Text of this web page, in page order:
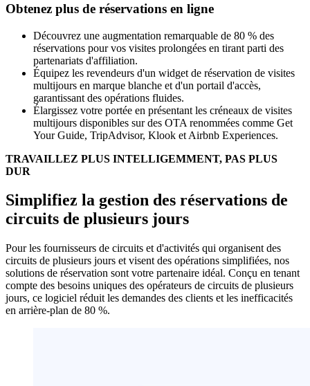
Obtenez plus de réservations en ligne
Découvrez une augmentation remarquable de 80 % des
réservations pour vos visites prolongées en tirant parti des
partenariats d'affiliation.
Équipez les revendeurs d'un widget de réservation de visites
multijours en marque blanche et d'un portail d'accès,
garantissant des opérations fluides.
Élargissez votre portée en présentant les créneaux de visites
multijours disponibles sur des OTA renommées comme Get
Your Guide, TripAdvisor, Klook et Airbnb Experiences.
TRAVAILLEZ PLUS INTELLIGEMMENT, PAS PLUS
DUR
Simplifiez la gestion des réservations de
circuits de plusieurs jours
Pour les fournisseurs de circuits et d'activités qui organisent des
circuits de plusieurs jours et visent des opérations simplifiées, nos
solutions de réservation sont votre partenaire idéal. Conçu en tenant
compte des besoins uniques des opérateurs de circuits de plusieurs
jours, ce logiciel réduit les demandes des clients et les inefficacités
en arrière-plan de 80 %.